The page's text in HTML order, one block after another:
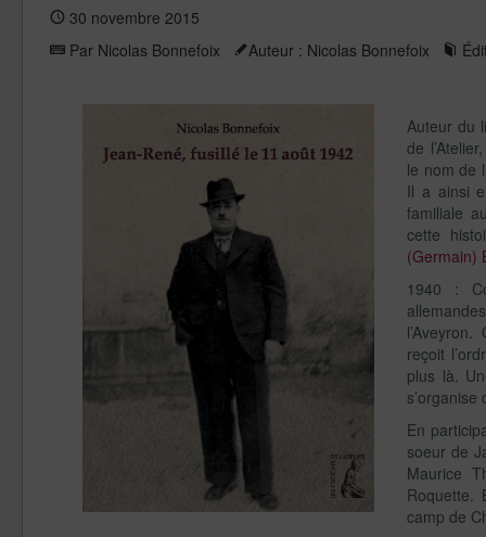
30 novembre 2015
Par Nicolas Bonnefoix
Auteur : Nicolas Bonnefoix
Auteur du
de
le nom de
Il a ainsi
familiale
cette
(Germain)
1940 :
reçoit
plus là.
s’organise
En
soeur de
Maurice
Roquette.
camp de